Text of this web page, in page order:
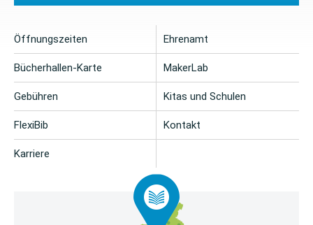
Öffnungszeiten
Bücherhallen-Karte
Gebühren
FlexiBib
Karriere
Ehrenamt
MakerLab
Kitas und Schulen
Kontakt